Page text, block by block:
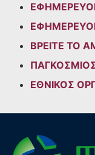
ΒΡΕΙΤΕ ΤΟ
ΕΘΝΙΚΟΣ